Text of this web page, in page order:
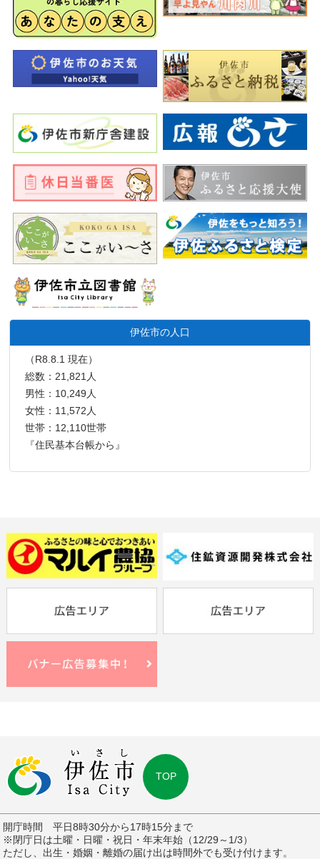
伊佐市の人口
（R8.8.1 現在）
総数：21,821人
男性：10,249人
女性：11,572人
世帯：12,110世帯
『住民基本台帳から』
TOP
開庁時間 平日8時30分から17時15分まで
※閉庁日は土曜・日曜・祝日・年末年始（12/29～1/3）
ただし、出生・婚姻・離婚の届け出は時間外でも受け付けます。